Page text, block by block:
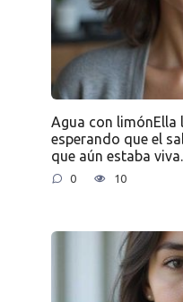
Agua con limónElla
esperando que el
que aún estaba viva.
0 10